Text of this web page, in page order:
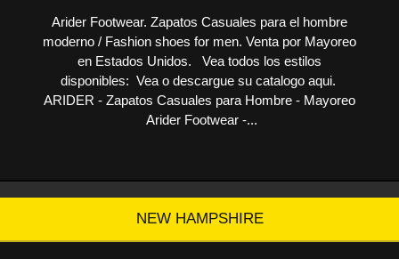
Arider Footwear. Zapatos Casuales para el hombre
moderno / Fashion shoes for men. Venta por Mayoreo
en Estados Unidos. Vea todos los estilos
disponibles: Vea o descargue su catalogo aqui.
ARIDER - Zapatos Casuales para Hombre - Mayoreo
Arider Footwear -...
NEW HAMPSHIRE